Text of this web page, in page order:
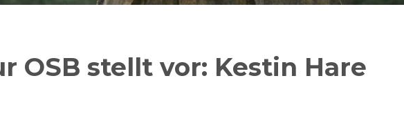
OSB stellt vor: Kestin Hare